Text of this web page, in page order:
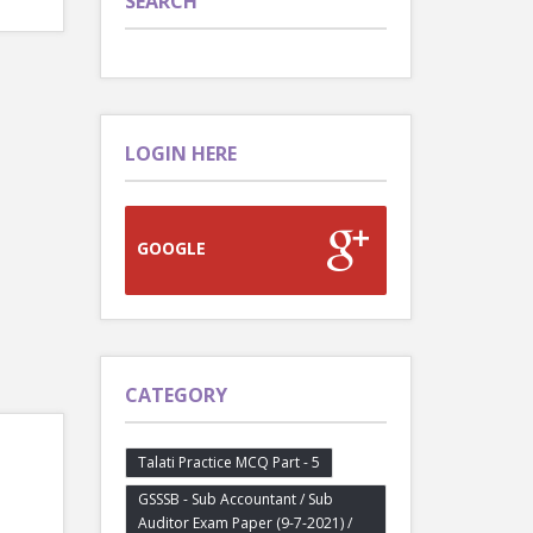
LOGIN HERE
GOOGLE
CATEGORY
Talati Practice MCQ Part - 5
GSSSB - Sub Accountant / Sub
Auditor Exam Paper (9-7-2021) /